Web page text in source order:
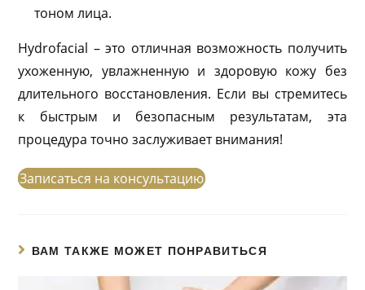
тоном лица.
Hydrofacial – это отличная возможность получить
ухоженную, увлажненную и здоровую кожу без
длительного восстановления. Если вы стремитесь
к быстрым и безопасным результатам, эта
процедура точно заслуживает внимания!
Записаться на консультацию
ВАМ ТАКЖЕ МОЖЕТ ПОНРАВИТЬСЯ